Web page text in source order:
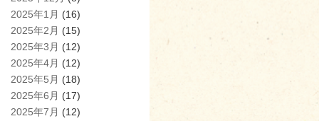
2025年1月 (16)
2025年2月 (15)
2025年3月 (12)
2025年4月 (12)
2025年5月 (18)
2025年6月 (17)
2025年7月 (12)